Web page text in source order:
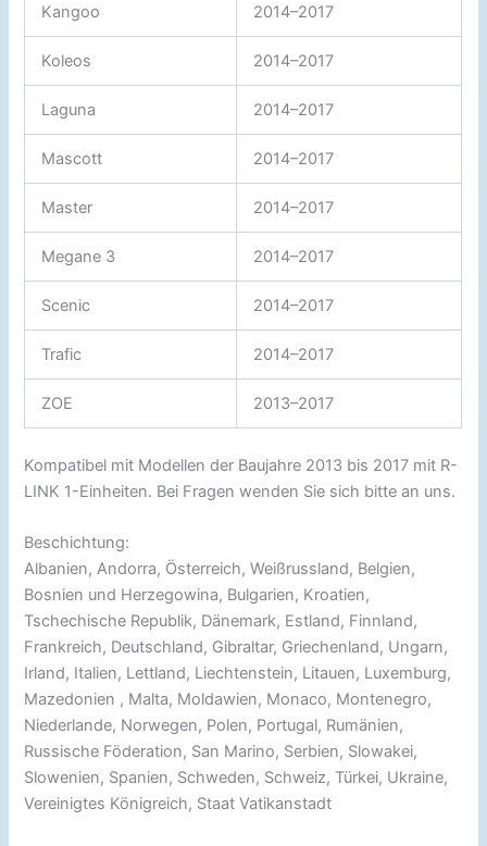
Kangoo 2014–2017
Koleos 2014–2017
Laguna 2014–2017
Mascott 2014–2017
Master 2014–2017
Megane 3 2014–2017
Scenic 2014–2017
Trafic 2014–2017
ZOE 2013–2017
Kompatibel mit Modellen der Baujahre 2013 bis 2017 mit R-
LINK 1-Einheiten. Bei Fragen wenden Sie sich bitte an uns.
Beschichtung:
Albanien, Andorra, Österreich, Weißrussland, Belgien,
Bosnien und Herzegowina, Bulgarien, Kroatien,
Tschechische Republik, Dänemark, Estland, Finnland,
Frankreich, Deutschland, Gibraltar, Griechenland, Ungarn,
Irland, Italien, Lettland, Liechtenstein, Litauen, Luxemburg,
Mazedonien , Malta, Moldawien, Monaco, Montenegro,
Niederlande, Norwegen, Polen, Portugal, Rumänien,
Russische Föderation, San Marino, Serbien, Slowakei,
Slowenien, Spanien, Schweden, Schweiz, Türkei, Ukraine,
Vereinigtes Königreich, Staat Vatikanstadt